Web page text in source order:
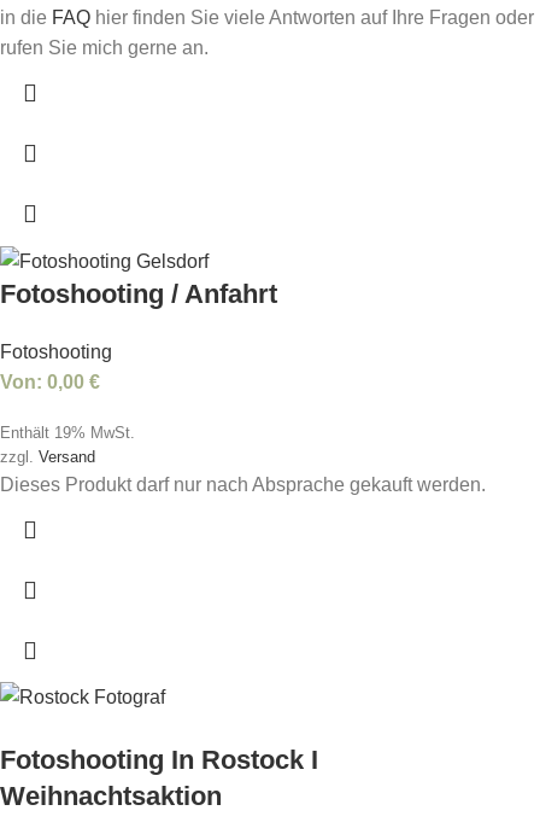
in die FAQ hier finden Sie viele Antworten auf Ihre Fragen oder
rufen Sie mich gerne an.
Fotoshooting / Anfahrt
Fotoshooting
Von: 0,00 €
Enthält 19% MwSt.
zzgl. Versand
Dieses Produkt darf nur nach Absprache gekauft werden.
Fotoshooting In Rostock I
Weihnachtsaktion